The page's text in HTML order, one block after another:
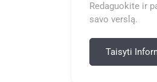
Redaguokite ir
savo verslą.
Taisyti